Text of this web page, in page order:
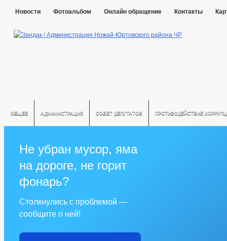
Новости Фотоальбом Онлайн обращение Контакты
ОБЩЕЕ АДМИНИСТРАЦИЯ СОВЕТ ДЕПУТАТОВ ПРОТИВОДЕЙСТВИЕ
Не убран мусор, яма
на дороге, не горит
фонарь?
Столкнулись с проблемой —
сообщите о ней!